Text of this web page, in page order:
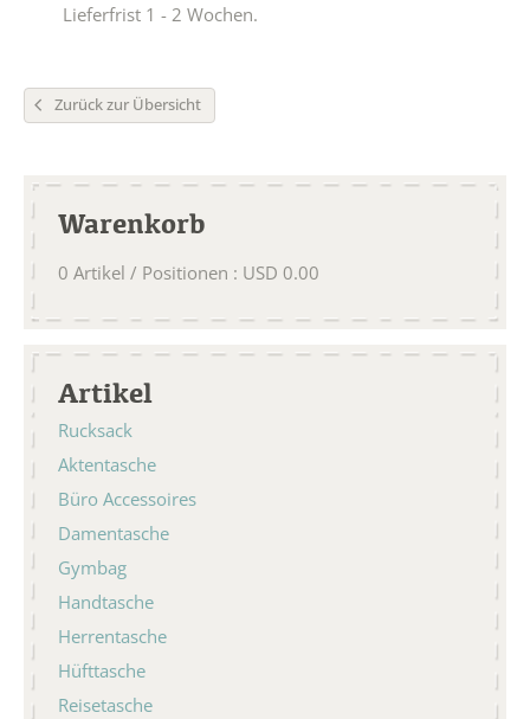
Lieferfrist 1 - 2 Wochen.
Zurück zur Übersicht
Warenkorb
0 Artikel / Positionen : USD 0.00
Artikel
Rucksack
Aktentasche
Büro Accessoires
Damentasche
Gymbag
Handtasche
Herrentasche
Hüfttasche
Reisetasche